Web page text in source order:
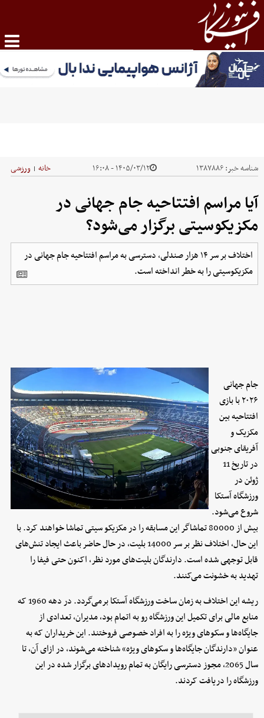
شناسه خبر:۱۳۸۷۸۸۶ ۱۴۰۵/۰۳/۱۲ - ۱۶:۰۸ خانه | ورزشی
آیا مراسم افتتاحیه جام جهانی در
مکزیکوسیتی برگزار می‌شود؟
اختلاف بر سر ۱۴ هزار صندلی، دسترسی به مراسم افتتاحیه جام جهانی در
مکزیکوسیتی را به خطر انداخته است.​
جام جهانی
۲۰۲۶ با بازی
افتتاحیه بین
مکزیک و
آفریقای جنوبی
در تاریخ 11
ژوئن در
ورزشگاه آستکا
شروع می‌شود.
بیش از 80000 تماشاگر این مسابقه را در مکزیکو سیتی تماشا خواهند کرد. با
این حال، اختلاف نظر بر سر 14000 بلیت، در حال حاضر باعث ایجاد تنش‌های
قابل توجهی شده است. دارندگان بلیت‌های مورد نظر، اکنون حتی فیفا را
تهدید به خشونت می‌کنند.
ریشه این اختلاف به زمان ساخت ورزشگاه آستکا برمی‌گردد. در دهه 1960 که
منابع مالی برای تکمیل این ورزشگاه رو به اتمام بود، مدیران، تعدادی از
جایگاه‌ها و سکوهای ویژه را به افراد خصوصی فروختند. این خریداران که به
عنوان «دارندگان جایگاه‌ها و سکوهای ویژه» شناخته می‌شوند، در ازای آن، تا
سال 2065، مجوز دسترسی رایگان به تمام رویدادهای برگزار شده در این
ورزشگاه را دریافت کردند.